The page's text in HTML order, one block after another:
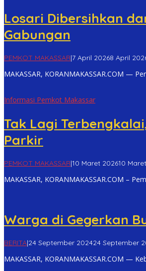
Losari Dibersihkan
Gabungan
PEMKOT MAKASSAR|7 April 20268 April
MAKASSAR, KORANMAKASSAR.COM —
Informasi Pemkot Makassar
Tak Lagi
Parkir
PEMKOT MAKASSAR|10 Maret 202610
MAKASSAR, KORANMAKASSAR.COM –
Warga di Gegerkan
BERITA|24 September 202424 September
MAKASSAR, KORANMAKASSAR.COM —